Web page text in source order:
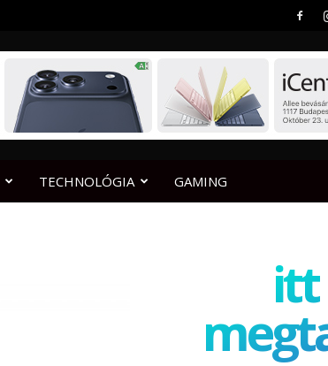
TECHNOLÓGIA GAMING
itt